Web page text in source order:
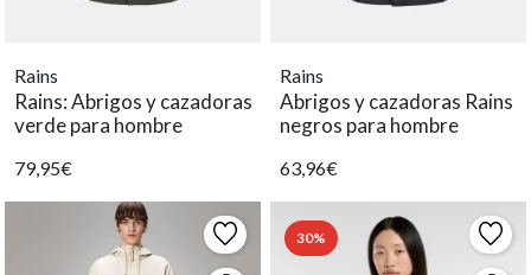
Rains
Rains: Abrigos y cazadoras
verde para hombre
79,95€
Rains
Abrigos y cazadoras Rains
negros para hombre
63,96€
30%